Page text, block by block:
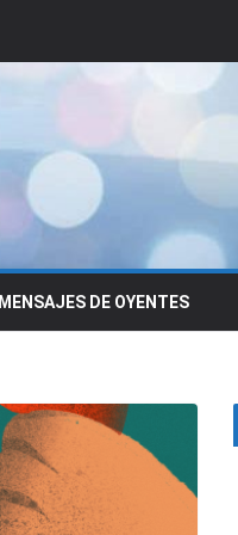
MENSAJES DE OYENTES